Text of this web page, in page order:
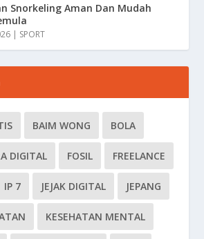
Snorkeling Aman Dan Mudah
| SPORT
BAIM WONG BOLA
DIGITAL FOSIL FREELANCE
IP 7 JEJAK DIGITAL JEPANG
KESEHATAN MENTAL